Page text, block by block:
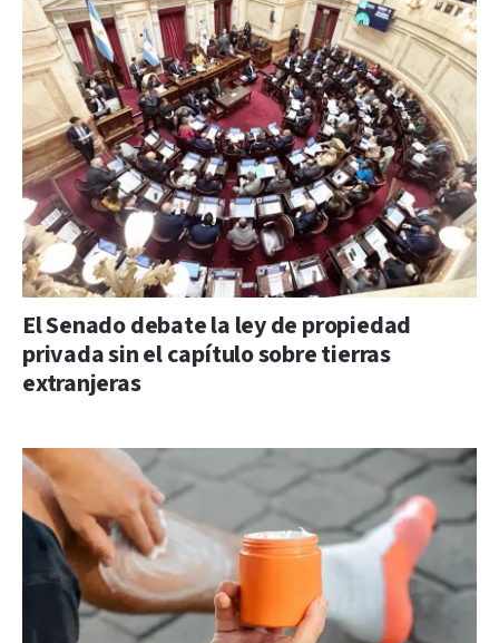
El Senado debate la ley de propiedad
privada sin el capítulo sobre tierras
extranjeras